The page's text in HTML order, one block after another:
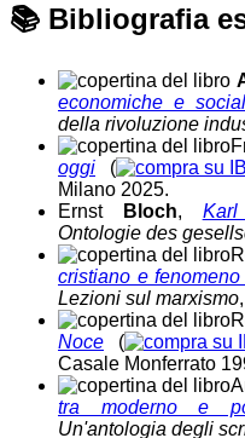
📚 Bibliografia
economiche e
della rivoluzione
oggi (
Milano 2025.
Ernst
Bloch,
Ontologie des
cristiano e
Lezioni sul marxismo
Noce (
Casale Monferrato
tra moderno e
Un'antologia degli